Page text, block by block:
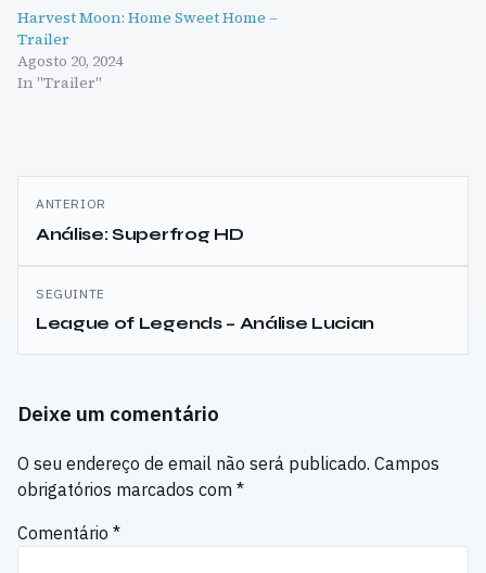
Harvest Moon: Home Sweet Home –
Trailer
Agosto 20, 2024
In "Trailer"
Navegação
de
artigos
ANTERIOR
Análise: Superfrog HD
SEGUINTE
League of Legends – Análise Lucian
Deixe um comentário
O seu endereço de email não será publicado. Campos
obrigatórios marcados com *
Comentário *